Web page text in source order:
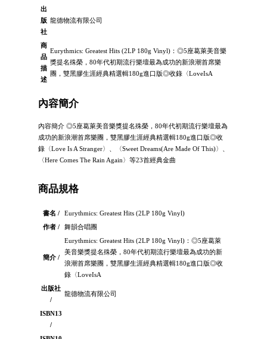
出
版
社
龍德物流有限公司
商
品
描
述
Eurythmics: Greatest Hits (2LP 180g Vinyl)：◎5座葛萊美音樂
獎提名殊榮，80年代初期流行樂壇最為成功的新浪潮首席樂
團，雙黑膠生涯經典精選輯180g進口版◎收錄〈LoveIsA
內容簡介
內容簡介 ◎5座葛萊美音樂獎提名殊榮，80年代初期流行樂壇最為
成功的新浪潮首席樂團，雙黑膠生涯經典精選輯180g進口版◎收
錄〈Love Is A Stranger〉、〈Sweet Dreams(Are Made Of This)〉、
〈Here Comes The Rain Again〉等23首經典金曲
商品規格
書名 /
Eurythmics: Greatest Hits (2LP 180g Vinyl)
作者 /
舞韻合唱團
簡介 /
Eurythmics: Greatest Hits (2LP 180g Vinyl)：◎5座葛萊
美音樂獎提名殊榮，80年代初期流行樂壇最為成功的新
浪潮首席樂團，雙黑膠生涯經典精選輯180g進口版◎收
錄〈LoveIsA
出版社
/
龍德物流有限公司
ISBN13
/